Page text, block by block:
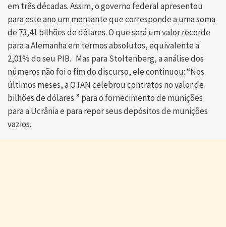
em três décadas. Assim, o governo federal apresentou
para este ano um montante que corresponde a uma soma
de 73,41 bilhões de dólares. O que será um valor recorde
para a Alemanha em termos absolutos, equivalente a
2,01% do seu PIB. Mas para Stoltenberg, a análise dos
números não foi o fim do discurso, ele continuou: “Nos
últimos meses, a OTAN celebrou contratos no valor de
bilhões de dólares ” para o fornecimento de munições
para a Ucrânia e para repor seus depósitos de munições
vazios.